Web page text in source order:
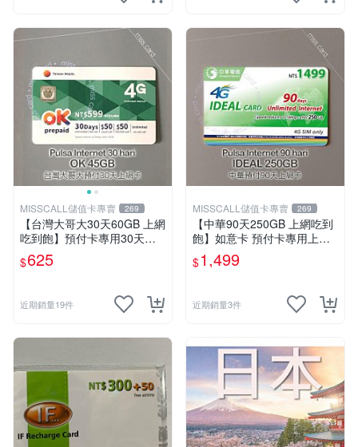
MISSCALL儲值卡專賣 269
【台灣大哥大30天60GB 上網
吃到飽】預付卡專用30天上
網補充卡/儲值卡．Internet O
K 台哥大．OK599⚡MissCall
$625
近期銷量19件
MISSCALL儲值卡專賣 269
【中華90天250GB 上網吃到
飽】如意卡 預付卡專用上網
補充卡/儲值卡IDEAL1499⚡M
issCall儲值卡專賣
$1,499
近期銷量3件